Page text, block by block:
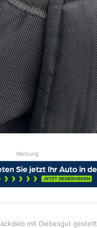
Werbung
mit Diebesgut gestellt